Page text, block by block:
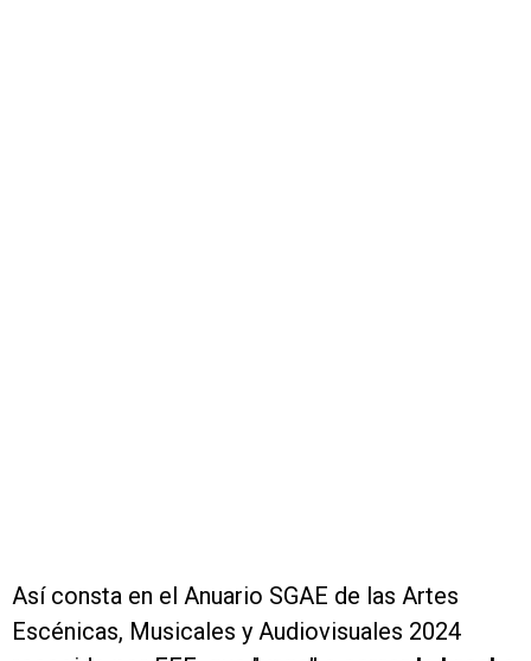
Así consta en el Anuario SGAE de las Artes
Escénicas, Musicales y Audiovisuales 2024